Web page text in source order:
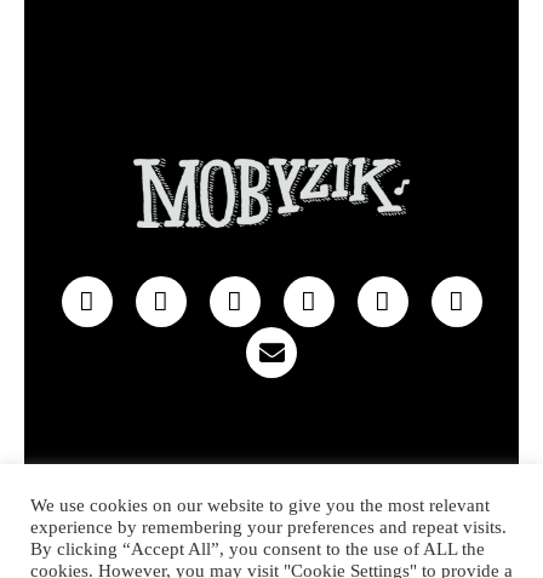
© 2022 MOBYZIK – Made with heart in Hossegor
We use cookies on our website to give you the most relevant
experience by remembering your preferences and repeat visits.
By clicking “Accept All”, you consent to the use of ALL the
cookies. However, you may visit "Cookie Settings" to provide a